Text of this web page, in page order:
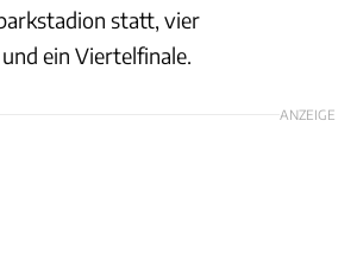
statt, vier
ein Viertelfinale.
ANZEIGE